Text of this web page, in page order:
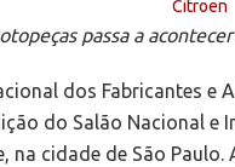
passa a
dos Fabricantes e
do Salão Nacional
na cidade de São